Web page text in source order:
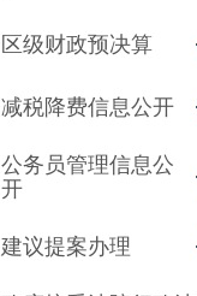
区级财政预决算
减税降费信息公开
公务员管理信息公
开
建议提案办理